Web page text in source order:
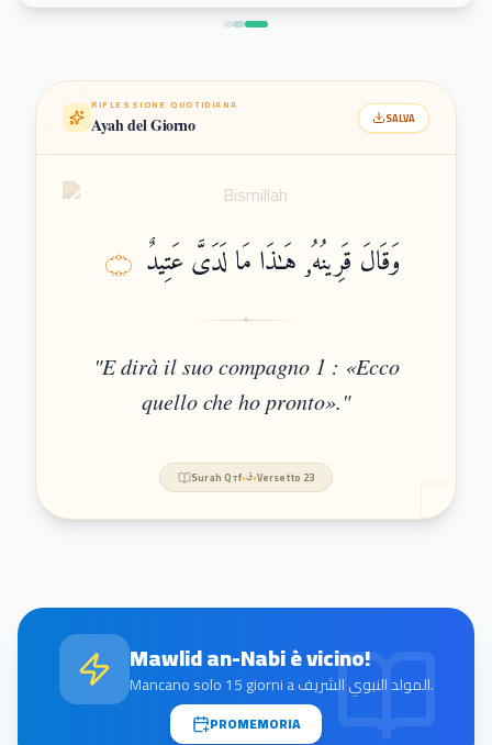
RIFLESSIONE QUOTIDIANA
Ayah del Giorno SALVA
وَقَالَ قَرِينُهُۥ هَـٰذَا مَا لَدَىَّ عَتِيدٌ ۝
"E dirà il suo compagno 1 : «Ecco
quello che ho pronto»."
Surah Qтf•ق•Versetto 23
Mawlid an-Nabiè vicino!
Mancano solo15giorni aالمولد النبوي الشريف.
PROMEMORIA